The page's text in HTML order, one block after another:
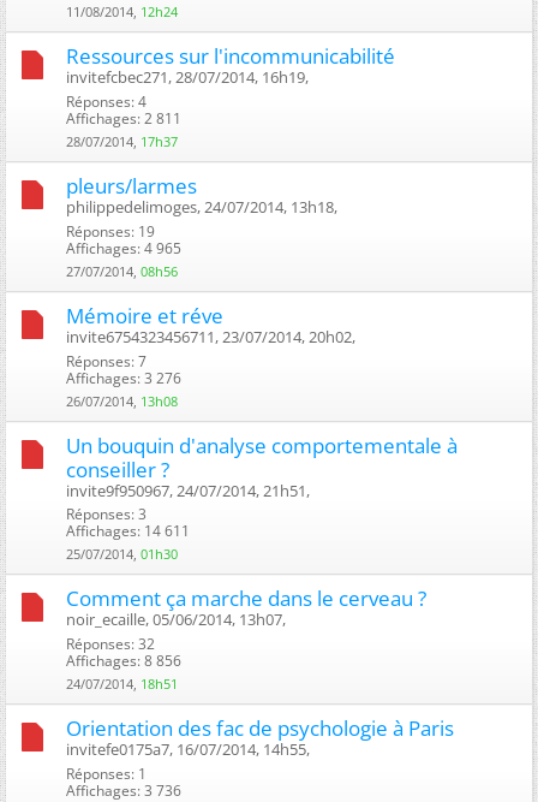
11/08/2014, 12h24
Ressources sur l'incommunicabilité
invitefcbec271, 28/07/2014, 16h19, ‎
Réponses: 4
Affichages: 2 811
28/07/2014, 17h37
pleurs/larmes
philippedelimoges, 24/07/2014, 13h18, ‎
Réponses: 19
Affichages: 4 965
27/07/2014, 08h56
Mémoire et réve
invite6754323456711, 23/07/2014, 20h02, ‎
Réponses: 7
Affichages: 3 276
26/07/2014, 13h08
Un bouquin d'analyse comportementale à
conseiller ?
invite9f950967, 24/07/2014, 21h51, ‎
Réponses: 3
Affichages: 14 611
25/07/2014, 01h30
Comment ça marche dans le cerveau ?
noir_ecaille, 05/06/2014, 13h07, ‎
Réponses: 32
Affichages: 8 856
24/07/2014, 18h51
Orientation des fac de psychologie à Paris
invitefe0175a7, 16/07/2014, 14h55, ‎
Réponses: 1
Affichages: 3 736